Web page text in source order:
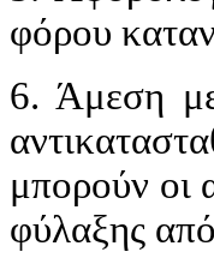
φόρου
6. Άμεση
μπορούν οι
φύλαξης